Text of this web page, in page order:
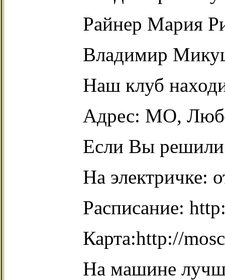
Райнер Мария
Владимир
Наш клуб
Адрес: МО,
Если Вы решили
На электричке:
Расписание:
Карта:http://
На машине